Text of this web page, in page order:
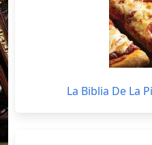
La Biblia De La